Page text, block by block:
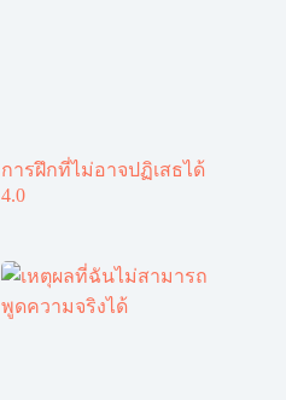
การฝึกที่ไม่อาจปฏิเสธได้
4.0